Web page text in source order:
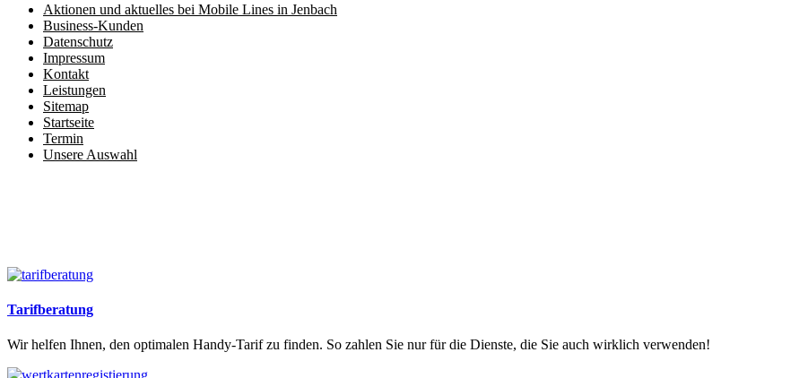
Aktionen und aktuelles bei Mobile Lines in Jenbach
Business-Kunden
Datenschutz
Impressum
Kontakt
Leistungen
Sitemap
Startseite
Termin
Unsere Auswahl
Tarifberatung
Wir helfen Ihnen, den optimalen Handy-Tarif zu finden. So zahlen Sie nur für die Dienste, die Sie auch wirklich verwenden!